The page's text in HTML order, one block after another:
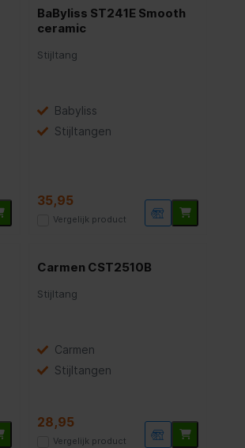
BaByliss ST241E Smooth
ceramic
Stijltang
Babyliss
Stijltangen
35,95
Vergelijk product
Carmen CST2510B
Stijltang
Carmen
Stijltangen
28,95
Vergelijk product